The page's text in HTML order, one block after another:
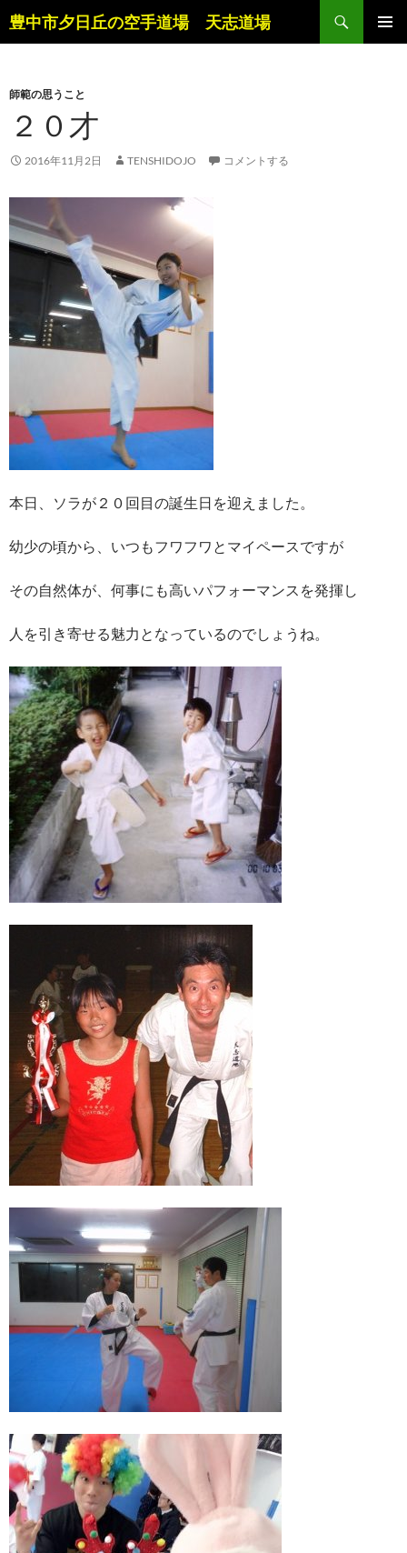
ン
ツ
キ
豊中市夕日丘の空手道場 天志道場
検
索
師範の思うこと
２０才
2016年11月2日 TENSHIDOJO コメントする
本日、ソラが２０回目の誕生日を迎えました。
幼少の頃から、いつもフワフワとマイペースですが
その自然体が、何事にも高いパフォーマンスを発揮し
人を引き寄せる魅力となっているのでしょうね。